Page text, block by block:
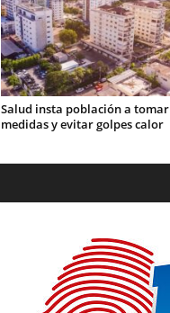
Salud insta población a tomar
medidas y evitar golpes calor